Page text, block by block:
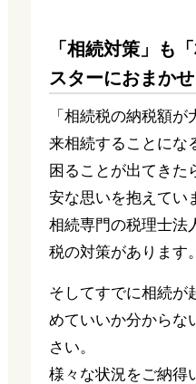
「相続対策」も
スターにおまかせ
「相続税の納税額
来相続することにな
困ることが出てきた
安な思いを抱えてい
相続専門の税理士法
税の対策があります。
そしてすでに相続が
めていいか分からな
さい。
様々な状況をご納得